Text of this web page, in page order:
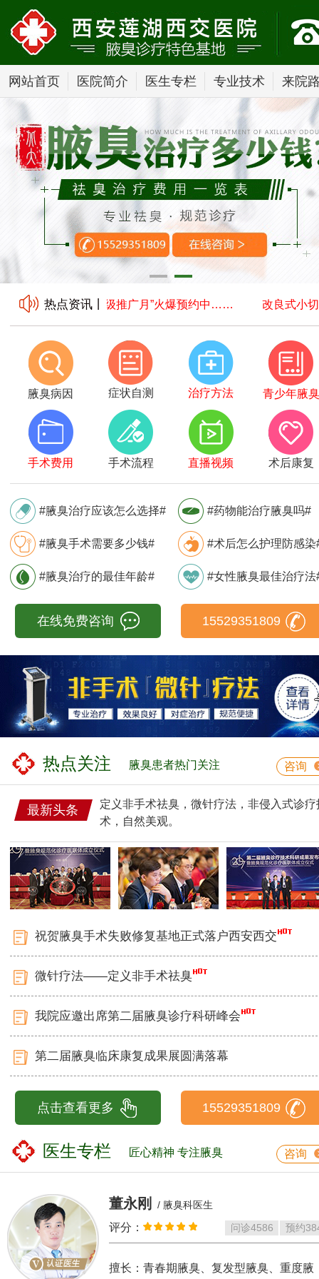
网站首页 医院简介 医生专栏 专业技术 来院
热点资讯丨
汗腺清除术技术升级推广月”火爆预约中…… 改良式小切
腋臭病因 症状自测 治疗方法 青少年腋臭
手术费用 手术流程 直播视频 术后康复
#腋臭治疗应该怎么选择# #药物能治疗腋臭吗#
#腋臭手术需要多少钱# #术后怎么护理防感染
#腋臭治疗的最佳年龄# #女性腋臭最佳治疗法
在线免费咨询 15529351809
热点关注 腋臭患者热门关注 咨询
最新头条
定义非手术祛臭，微针疗法，非侵入式诊疗
术，自然美观。
祝贺腋臭手术失败修复基地正式落户西安西交
微针疗法——定义非手术祛臭
我院应邀出席第二届腋臭诊疗科研峰会
第二届腋臭临床康复成果展圆满落幕
点击查看更多 15529351809
医生专栏 匠心精神 专注腋臭 咨询
董永刚 / 腋臭科医生
评分： 问诊4586 预约
擅长：青春期腋臭、复发型腋臭、重度腋